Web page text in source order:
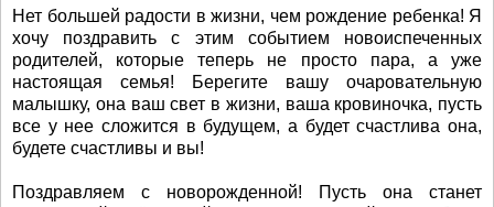
Нет большей радости в жизни, чем рождение ребенка! Я
хочу поздравить с этим событием новоиспеченных
родителей, которые теперь не просто пара, а уже
настоящая семья! Берегите вашу очаровательную
малышку, она ваш свет в жизни, ваша кровиночка, пусть
все у нее сложится в будущем, а будет счастлива она,
будете счастливы и вы!
Поздравляем с новорожденной! Пусть она станет